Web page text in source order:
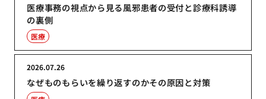
医療事務の視点から見る風邪患者の受付と診療科誘導
の裏側
医療
なぜものもらいを繰り返すのかその原因と対策
2026.07.26